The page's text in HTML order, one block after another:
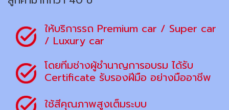
ให้บริการรถ Premium car / Super car
/ Luxury car
โดยทีมช่างผู้ชำนาญการอบรม ได้รับ
Certificate รับรองฝีมือ อย่างมืออาชีพ
ใช้สีคุณภาพสูงเต็มระบบ